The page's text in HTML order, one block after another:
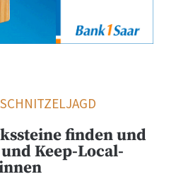
finden und
Keep-Local-